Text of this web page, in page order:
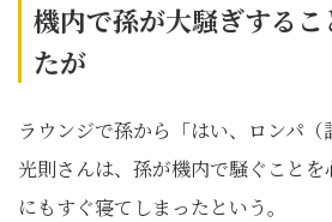
機内で孫が大騒ぎする
たが
ラウンジで孫から「はい、ロンパ
光則さんは、孫が機内で騒ぐこと
にもすぐ寝てしまったという。